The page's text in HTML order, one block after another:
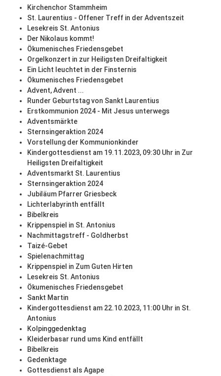
Kirchenchor Stammheim
St. Laurentius - Offener Treff in der Adventszeit
Lesekreis St. Antonius
Der Nikolaus kommt!
Ökumenisches Friedensgebet
Orgelkonzert in zur Heiligsten Dreifaltigkeit
Ein Licht leuchtet in der Finsternis
Ökumenisches Friedensgebet
Advent, Advent ...
Runder Geburtstag von Sankt Laurentius
Erstkommunion 2024 - Mit Jesus unterwegs
Adventsmärkte
Sternsingeraktion 2024
Vorstellung der Kommunionkinder
Kindergottesdienst am 19.11.2023, 09:30 Uhr in Zur
Heiligsten Dreifaltigkeit
Adventsmarkt St. Laurentius
Sternsingeraktion 2024
Jubiläum Pfarrer Griesbeck
Lichterlabyrinth entfällt
Bibelkreis
Krippenspiel in St. Antonius
Nachmittagstreff - Goldherbst
Taizé-Gebet
Spielenachmittag
Krippenspiel in Zum Guten Hirten
Lesekreis St. Antonius
Ökumenisches Friedensgebet
Sankt Martin
Kindergottesdienst am 22.10.2023, 11:00 Uhr in St.
Antonius
Kolpinggedenktag
Kleiderbasar rund ums Kind entfällt
Bibelkreis
Gedenktage
Gottesdienst als Agape